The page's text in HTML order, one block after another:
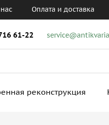
Оплата и доставка
61-22
реконструкция